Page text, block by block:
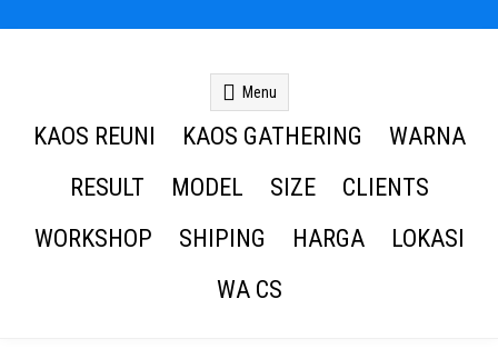
Menu
KAOS REUNI KAOS GATHERING
WARNA
RESULT
MODEL SIZE
CLIENTS
WORKSHOP
SHIPING HARGA
LOKASI
WA CS